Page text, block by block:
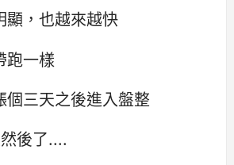
顯，也越來越快
跑一樣
個三天之後進入盤整
後了....